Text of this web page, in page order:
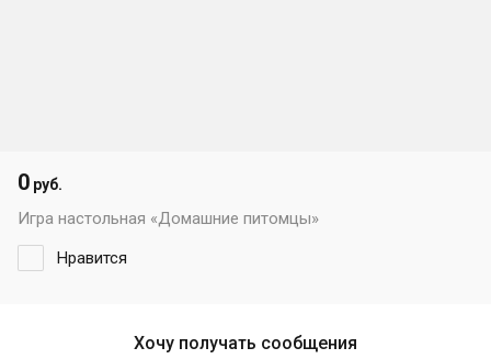
Игра настольная «Домашние питомцы»
0 руб.
Нравится
Хочу получать сообщения